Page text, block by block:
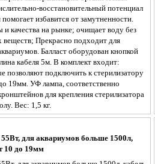
восстановительный потенциал
избавится от замутненности.
качества на рынке; очищает воду без
веществ; Прекрасно подходит для
Балласт оборудован кнопкой
кабеля 5м. В комплект входит:
позволяют подключить к стерилизатору
19мм. УФ лампа, соответственно
для крепления стерилизатора
Вес: 1,5 кг.
для аквариумов больше 1500л,
10 до 19мм